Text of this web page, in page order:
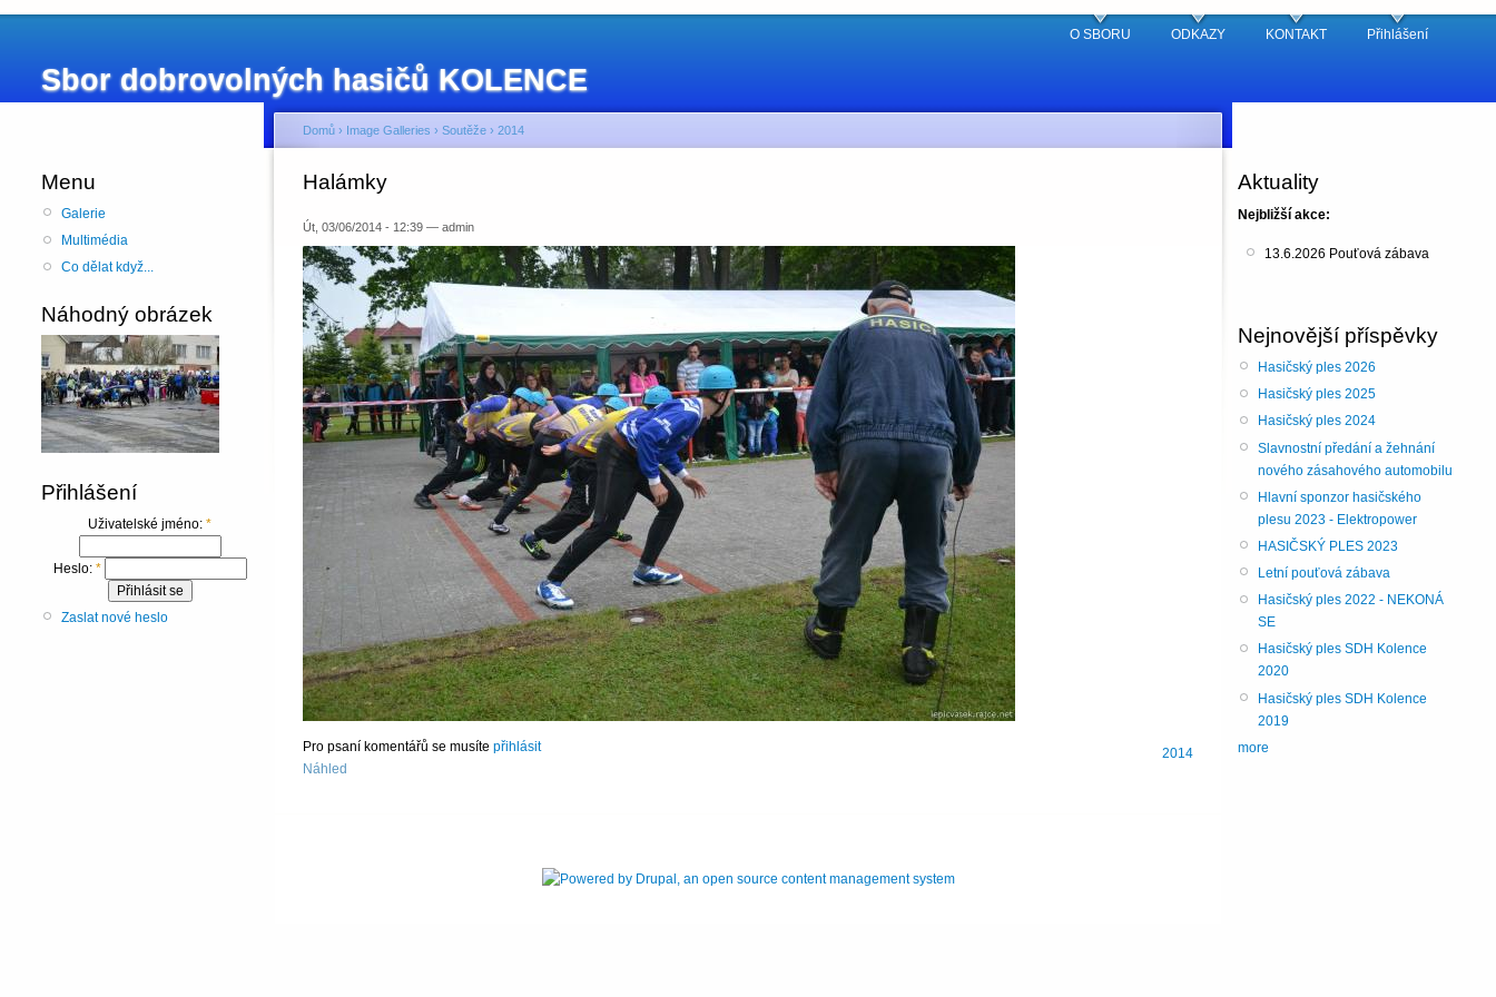
Sbor dobrovolných hasičů KOLENCE
O SBORU ODKAZY KONTAKT Přihlášení
Menu
Galerie
Multimédia
Co dělat když...
Náhodný obrázek
Přihlášení
Uživatelské jméno: *
Heslo: *
Zaslat nové heslo
Domů › Image Galleries › Soutěže › 2014
Halámky
Út, 03/06/2014 - 12:39 — admin
2014
Pro psaní komentářů se musíte přihlásit
Náhled
Aktuality
Nejbližší akce:
13.6.2026 Pouťová zábava
Nejnovější příspěvky
Hasičský ples 2026
Hasičský ples 2025
Hasičský ples 2024
Slavnostní předání a žehnání
nového zásahového automobilu
Hlavní sponzor hasičského
plesu 2023 - Elektropower
HASIČSKÝ PLES 2023
Letní pouťová zábava
Hasičský ples 2022 - NEKONÁ
SE
Hasičský ples SDH Kolence
2020
Hasičský ples SDH Kolence
2019
more